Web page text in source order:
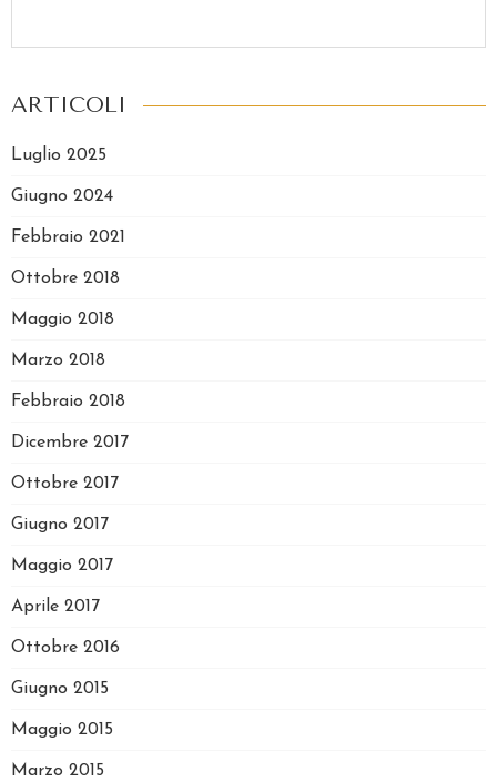
ARTICOLI
Luglio 2025
Giugno 2024
Febbraio 2021
Ottobre 2018
Maggio 2018
Marzo 2018
Febbraio 2018
Dicembre 2017
Ottobre 2017
Giugno 2017
Maggio 2017
Aprile 2017
Ottobre 2016
Giugno 2015
Maggio 2015
Marzo 2015